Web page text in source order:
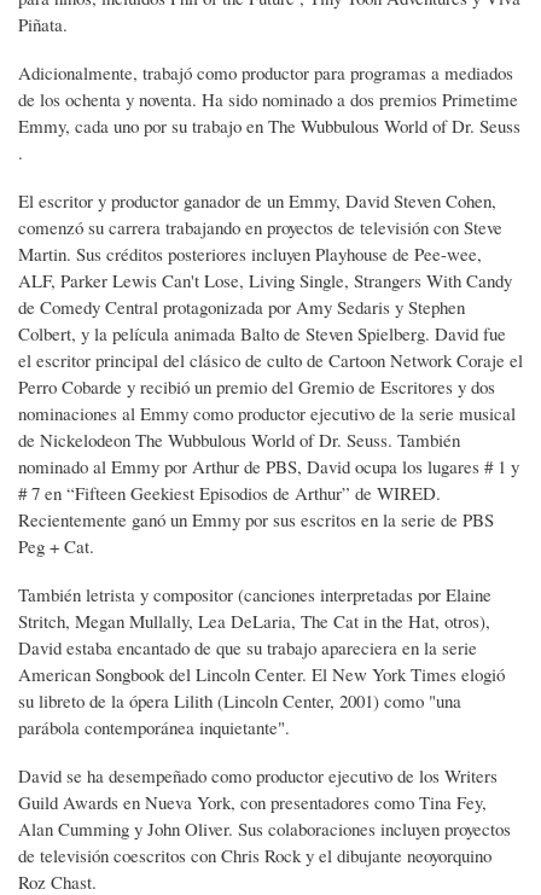
Piñata.
Adicionalmente, trabajó como productor para programas a mediados
de los ochenta y noventa. Ha sido nominado a dos premios Primetime
Emmy, cada uno por su trabajo en The Wubbulous World of Dr. Seuss
.
El escritor y productor ganador de un Emmy, David Steven Cohen,
comenzó su carrera trabajando en proyectos de televisión con Steve
Martin. Sus créditos posteriores incluyen Playhouse de Pee-wee,
ALF, Parker Lewis Can't Lose, Living Single, Strangers With Candy
de Comedy Central protagonizada por Amy Sedaris y Stephen
Colbert, y la película animada Balto de Steven Spielberg. David fue
el escritor principal del clásico de culto de Cartoon Network Coraje el
Perro Cobarde y recibió un premio del Gremio de Escritores y dos
nominaciones al Emmy como productor ejecutivo de la serie musical
de Nickelodeon The Wubbulous World of Dr. Seuss. También
nominado al Emmy por Arthur de PBS, David ocupa los lugares # 1 y
# 7 en “Fifteen Geekiest Episodios de Arthur” de WIRED.
Recientemente ganó un Emmy por sus escritos en la serie de PBS
Peg + Cat.
También letrista y compositor (canciones interpretadas por Elaine
Stritch, Megan Mullally, Lea DeLaria, The Cat in the Hat, otros),
David estaba encantado de que su trabajo apareciera en la serie
American Songbook del Lincoln Center. El New York Times elogió
su libreto de la ópera Lilith (Lincoln Center, 2001) como "una
parábola contemporánea inquietante".
David se ha desempeñado como productor ejecutivo de los Writers
Guild Awards en Nueva York, con presentadores como Tina Fey,
Alan Cumming y John Oliver. Sus colaboraciones incluyen proyectos
de televisión coescritos con Chris Rock y el dibujante neoyorquino
Roz Chast.